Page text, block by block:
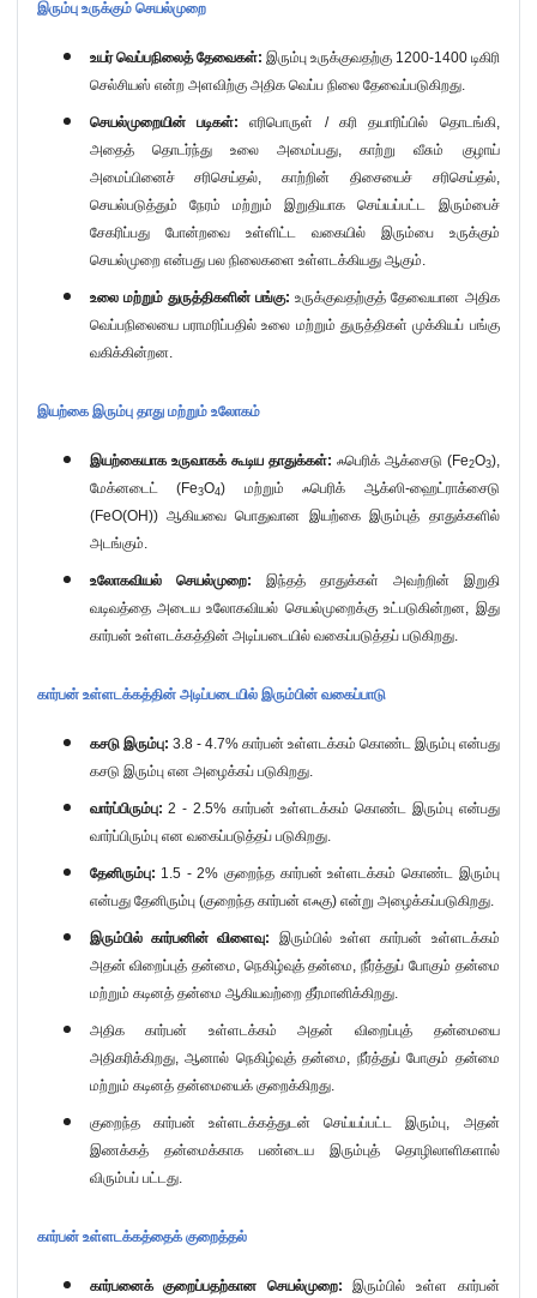
இரும்பு உருக்கும் செயல்முறை
உயர் வெப்பநிலைத் தேவைகள்: இரும்பு உருக்குவதற்கு 1200-1400டிகிரி
செல்சியஸ் என்ற அளவிற்கு அதிக வெப்ப நிலை தேவைப்படுகிறது.
செயல்முறையின் படிகள்: எரிபொருள் / கரி தயாரிப்பில் தொடங்கி,
அதைத் தொடர்ந்து உலை அமைப்பது,காற்று வீசும் குழாய்
அமைப்பினைச் சரிசெய்தல்,காற்றின் திசையைச் சரிசெய்தல்,
செயல்படுத்தும் நேரம் மற்றும் இறுதியாக செய்யப்பட்ட இரும்பைச்
சேகரிப்பது போன்றவை உள்ளிட்ட வகையில் இரும்பை உருக்கும்
செயல்முறை என்பது பல நிலைகளை உள்ளடக்கியது ஆகும்.
உலை மற்றும் துருத்திகளின் பங்கு: உருக்குவதற்குத் தேவையான அதிக
வெப்பநிலையை பராமரிப்பதில் உலை மற்றும் துருத்திகள் முக்கியப் பங்கு
வகிக்கின்றன.
இயற்கை இரும்பு தாது மற்றும் உலோகம்
இயற்கையாக உருவாகக் கூடிய தாதுக்கள்: ஃபெரிக் ஆக்சைடு (Fe2O3),
மேக்னடைட் (Fe3O4) மற்றும் ஃபெரிக் ஆக்ஸி-ஹைட்ராக்சைடு
(FeO(OH)) ஆகியவை பொதுவான இயற்கை இரும்புத் தாதுக்களில்
அடங்கும்.
உலோகவியல் செயல்முறை: இந்தத் தாதுக்கள் அவற்றின் இறுதி
வடிவத்தை அடைய உலோகவியல் செயல்முறைக்கு உட்படுகின்றன, இது
கார்பன் உள்ளடக்கத்தின் அடிப்படையில் வகைப்படுத்தப் படுகிறது.
கார்பன் உள்ளடக்கத்தின் அடிப்படையில் இரும்பின் வகைப்பாடு
கசடு இரும்பு: 3.8 - 4.7%கார்பன் உள்ளடக்கம் கொண்ட இரும்பு என்பது
கசடு இரும்பு என அழைக்கப் படுகிறது.
வார்ப்பிரும்பு: 2 - 2.5% கார்பன் உள்ளடக்கம் கொண்ட இரும்பு என்பது
வார்ப்பிரும்பு என வகைப்படுத்தப் படுகிறது.
தேனிரும்பு: 1.5 - 2%குறைந்த கார்பன் உள்ளடக்கம் கொண்ட இரும்பு
என்பது தேனிரும்பு (குறைந்த கார்பன் எஃகு) என்று அழைக்கப்படுகிறது.
இரும்பில் கார்பனின் விளைவு: இரும்பில் உள்ள கார்பன் உள்ளடக்கம்
அதன் விறைப்புத் தன்மை, நெகிழ்வுத் தன்மை,நீர்த்துப் போகும் தன்மை
மற்றும் கடினத் தன்மை ஆகியவற்றை தீர்மானிக்கிறது.
அதிக கார்பன் உள்ளடக்கம் அதன் விறைப்புத் தன்மையை
அதிகரிக்கிறது, ஆனால் நெகிழ்வுத் தன்மை, நீர்த்துப் போகும் தன்மை
மற்றும் கடினத் தன்மையைக் குறைக்கிறது.
குறைந்த கார்பன் உள்ளடக்கத்துடன் செய்யப்பட்ட இரும்பு, அதன்
இணக்கத் தன்மைக்காக பண்டைய இரும்புத் தொழிலாளிகளால்
விரும்பப் பட்டது.
கார்பன் உள்ளடக்கத்தைக் குறைத்தல்
கார்பனைக் குறைப்பதற்கான செயல்முறை:இரும்பில் உள்ள கார்பன்